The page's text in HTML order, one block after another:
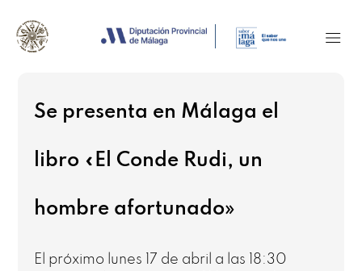
Se presenta en Málaga el
libro «El Conde Rudi, un
hombre afortunado»
El próximo lunes 17 de abril a las 18:30